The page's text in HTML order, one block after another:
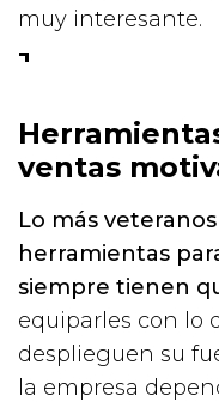
muy interesante.
ventas
Lo más
herramientas
siempre tienen
equiparles con lo
desplieguen su
la empresa